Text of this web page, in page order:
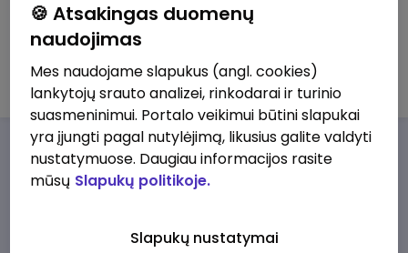
ADS Capital, UAB
Darbo pasiūlymaiApie musPrivalumai
darbo pasiūlymų
🍪 Atsakingas duomenų
naudojimas
Mes naudojame slapukus (angl. cookies)
lankytojų srauto analizei, rinkodarai ir turinio
suasmeninimui. Portalo veikimui būtini slapukai
yra įjungti pagal nutylėjimą, likusius galite valdyti
nustatymuose. Daugiau informacijos rasite
mūsų Slapukų politikoje.
Slapukų nustatymai